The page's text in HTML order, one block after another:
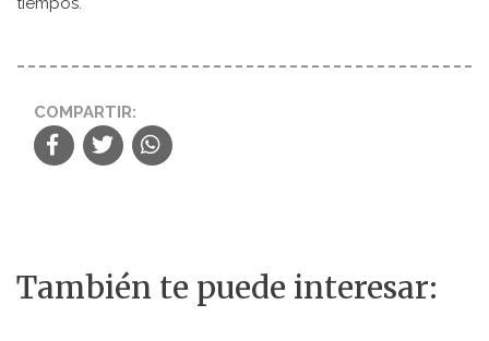
COMPARTIR:
También te puede interesar: